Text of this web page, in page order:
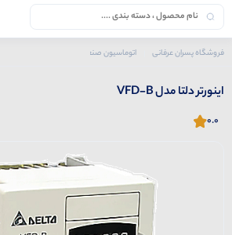
فروشگاه پسران عرفانی اتوماسیون صنعتی
اینورتر دلتا مدل VFD-B
0.0